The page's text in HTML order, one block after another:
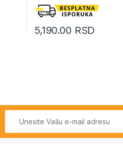
5,190.00 RSD